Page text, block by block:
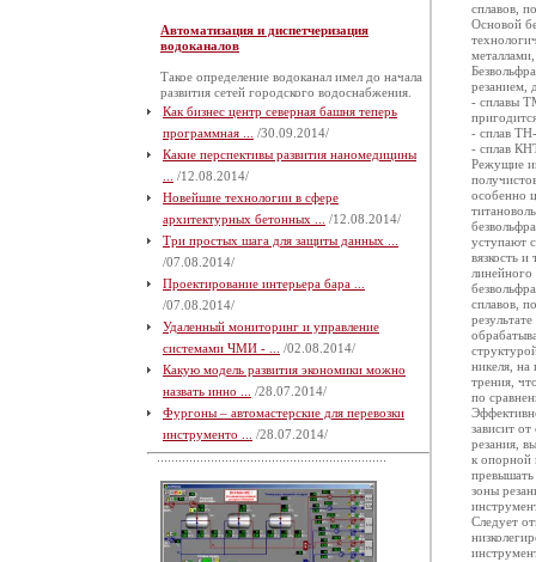
Автоматизация и диспетчеризация
водоканалов
Такое определение водоканал имел до начала
развития сетей городского водоснабжения.
Как бизнес центр северная башня теперь
программная ...
/30.09.2014/
Какие перспективы развития наномедицины
/12.08.2014/
Новейшие технологии в сфере
архитектурных бетонных ...
/12.08.2014/
Три простых шага для защиты данных ...
/07.08.2014/
Проектирование интерьера бара ...
/07.08.2014/
Удаленный мониторинг и управление
системами ЧМИ - ...
/02.08.2014/
Какую модель развития экономики можно
назвать инно ...
/28.07.2014/
Фургоны – автомастерские для перевозки
инструменто ...
/28.07.2014/
сплавов,
Основой
резанием,
- сплавы
- сплав
- сплав
Режущие
особенно
уступают
вязкость
сплавов,
никеля,
трения,
по
зависит
резания,
к опорной
превышать
зоны
Следует